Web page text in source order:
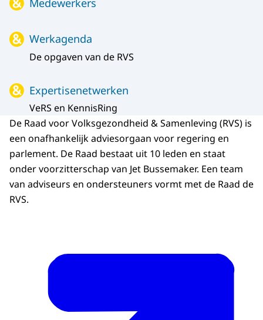
Medewerkers
Werkagenda
De opgaven van de RVS
Expertisenetwerken
VeRS en KennisRing
De Raad voor Volksgezondheid & Samenleving (RVS) is
een onafhankelijk adviesorgaan voor regering en
parlement. De Raad bestaat uit 10 leden en staat
onder voorzitterschap van Jet Bussemaker. Een team
van adviseurs en ondersteuners vormt met de Raad de
RVS.